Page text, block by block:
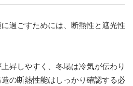
過ごすためには、断熱性と遮光性
昇しやすく、冬場は冷気が伝わり
の断熱性能はしっかり確認する必